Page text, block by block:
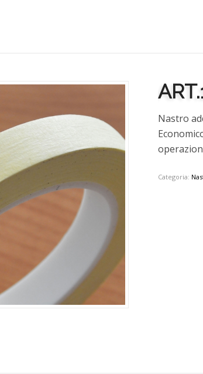
Nastro
Categoria: